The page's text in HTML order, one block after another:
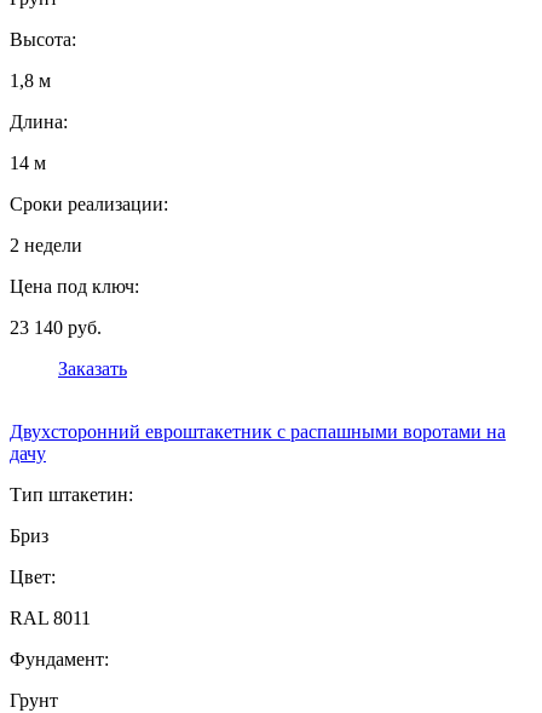
Высота:
1,8 м
Длина:
14 м
Сроки реализации:
2 недели
Цена под ключ:
23 140 руб.
Заказать
Двухсторонний евроштакетник с распашными воротами на
дачу
Тип штакетин:
Бриз
Цвет:
RAL 8011
Фундамент:
Грунт